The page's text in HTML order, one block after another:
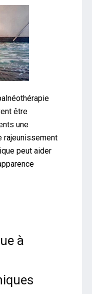
être
une
rajeunissement
peut aider
à